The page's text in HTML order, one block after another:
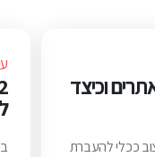
וכיצד
ככלי להעברת